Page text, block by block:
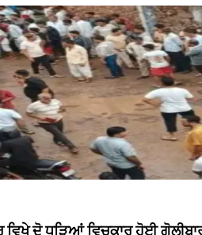
ਵਿਖੇ ਦੋ ਧੜਿਆਂ ਵਿਚਕਾਰ ਹੋਈ